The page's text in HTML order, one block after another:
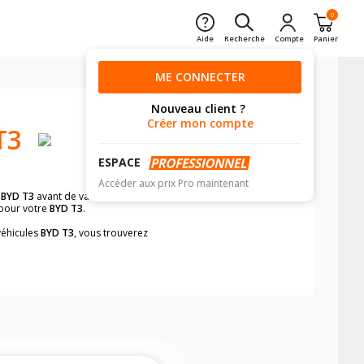
Aide Recherche Compte
0
Panier
ME CONNECTER
Nouveau client ?
Créer mon compte
ESPACE
Accéder aux prix Pro maintenant
BYD T3 avant de valider votre achat ?
votre BYD T3.
BYD T3, vous trouverez